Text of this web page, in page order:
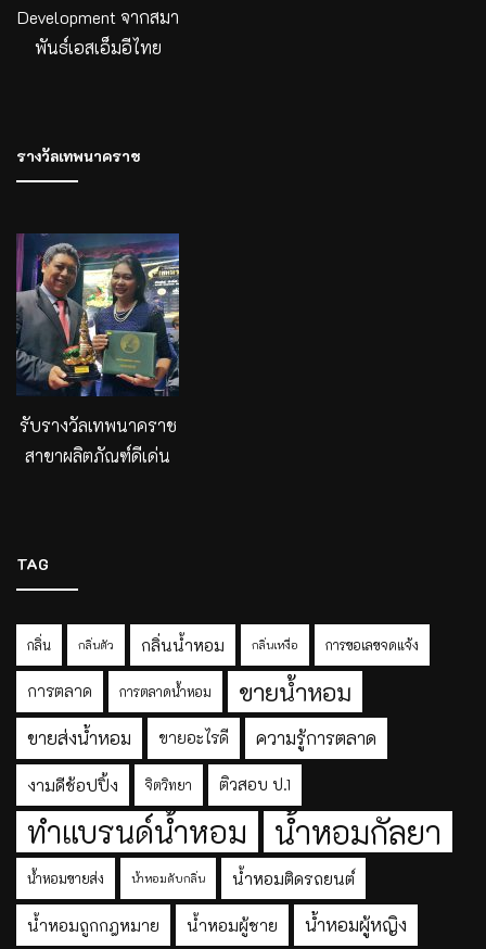
Development จากสมา
พันธ์เอสเอ็มอีไทย
รางวัลเทพนาคราช
รับรางวัลเทพนาคราช
สาขาผลิตภัณฑ์ดีเด่น
TAG
กลิ่น กลิ่นตัว กลิ่นน้ำหอม กลิ่นเหงื่อ การขอเลขจดแจ้ง
การตลาด การตลาดน้ำหอม ขายน้ำหอม
ขายส่งน้ำหอม ขายอะไรดี ความรู้การตลาด
งามดีช้อปปิ้ง จิตวิทยา ติวสอบ ป.1
ทำแบรนด์น้ำหอม น้ำหอมกัลยา
น้ำหอมขายส่ง น้ำหอมดับกลิ่น น้ำหอมติดรถยนต์
น้ำหอมถูกกฎหมาย น้ำหอมผู้ชาย น้ำหอมผู้หญิง